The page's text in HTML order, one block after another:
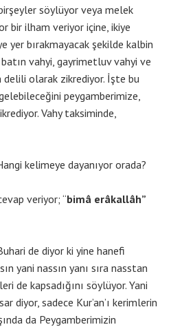
söylüyor veya melek
bir ilham veriyor içine, ikiye
yer bırakmayacak şekilde kalbin
vahyi, gayrimetluv vahyi ve
olarak zikrediyor. İşte bu
peygamberimize,
Vahy taksiminde,
kelimeye dayanıyor orada?
veriyor; “bimâ erâkallâh”
de diyor ki yine hanefi
yani nassın yanı sıra nasstan
de kapsadığını söylüyor. Yani
diyor, sadece Kur’an’ı kerimlerin
da Peygamberimizin